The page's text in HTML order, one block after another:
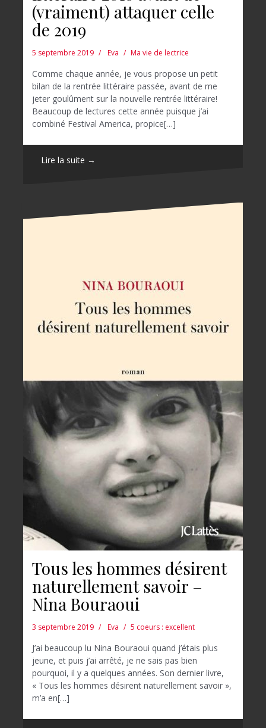
(vraiment) attaquer celle
de 2019
5 septembre 2019 Eva Ma vie de lectrice
Comme chaque année, je vous propose un petit
bilan de la rentrée littéraire passée, avant de me
jeter goulûment sur la nouvelle rentrée littéraire!
Beaucoup de lectures cette année puisque j’ai
combiné Festival America, propice[…]
Lire la suite →
Tous les hommes désirent
naturellement savoir –
Nina Bouraoui
3 septembre 2019 Eva 5 coeurs : excellent
J’ai beaucoup lu Nina Bouraoui quand j’étais plus
jeune, et puis j’ai arrêté, je ne sais pas bien
pourquoi, il y a quelques années. Son dernier livre,
« Tous les hommes désirent naturellement savoir »,
m’a en[…]